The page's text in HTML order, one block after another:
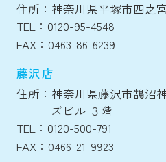
住所：神奈川県平塚市四之
TEL：0120-95-4548
FAX：0463-86-6239
藤沢店
住所：神奈川県藤沢市鵠沼
ズビル ３階
TEL：0120-500-791
FAX：0466-21-9923